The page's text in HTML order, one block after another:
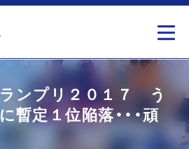
ンプリ２０１７ う
定１位陥落・・・頑